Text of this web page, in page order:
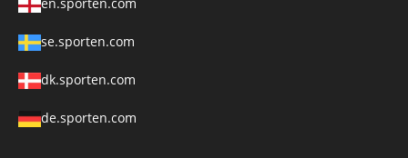
se.sporten.com
dk.sporten.com
de.sporten.com